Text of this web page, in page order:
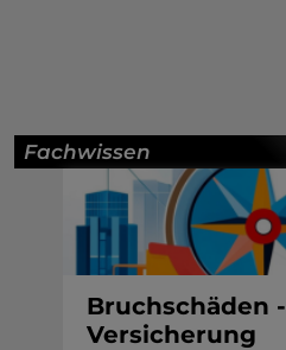
Fachwissen
Bruchschäden -
Versicherung